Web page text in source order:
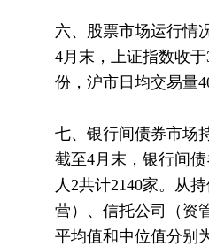
六、股票市场运行情
4月末，上证指数收于
份，沪市日均交易量
七、银行间债券市场
截至4月末，银行间
人2共计2140家。从
营）、信托公司（资
平均值和中位值分别